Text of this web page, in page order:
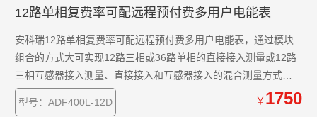
12路单相复费率可配远程预付费多用户电能表
安科瑞12路单相复费率可配远程预付费多用户电能表，通过模块
组合的方式大可实现12路三相或36路单相的直接接入测量或12路
三相互感器接入测量、直接接入和互感器接入的混合测量方式，
该系列电能表因准确度高、集中安装、集中管理、安装灵活性
高，互不干扰等优势深受小区、学校、企业等的青睐。该系列仪
型号：ADF400L-12D ￥ 1750